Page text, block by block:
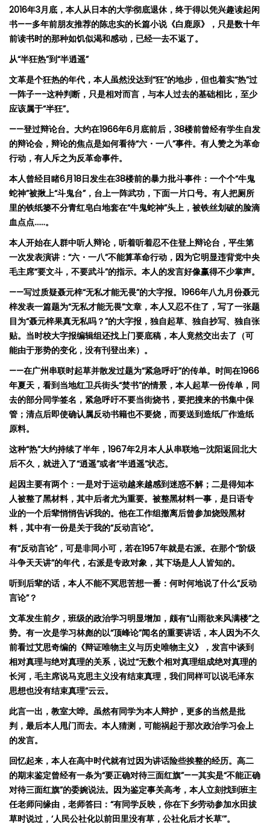
2016年3月底，本人从日本的大学彻底退休，终于得以凭兴趣读起闲
书——多年前朋友推荐的陈忠实的长篇小说《白鹿原》，只是数十年
前读书时的那种如饥似渴和感动，已经一去不返了。
从“半狂热”到“半逍遥”
文革是个狂热的年代，本人虽然没达到“狂”的地步，但也着实“热”过
一阵子—-这种判断，只是相对而言，与本人过去的基础相比，至少
应该属于“半狂”。
——登过辩论台。大约在1966年6月底前后，38楼前曾经有学生自发
的辩论会，辩论的焦点是如何看待“六 ・ 一八”事件。 有人赞之为革命
行动 ，有人斥之为反革命事件。
本人曾经目睹6月18日发生在38楼前的暴力批斗事件： 一个个“牛鬼
蛇神”被揪上“斗鬼台”，台上一阵武功，下面一片口号。有人把厕所
里的铁纸篓不分青红皂白地套在“牛鬼蛇神”头上 ，被铁丝划破的脸滴
血点点……。
本人开始在人群中听人辩论，听着听着忍不住登上辩论台 ，平生第
一次发表演讲： “六 ・ 一八”不能算革命行动， 因为它明显违背党中央
毛主席“要文斗，不要武斗”的指示。 本人的发言好像赢得不少掌声。
——写过质疑聂元梓“无私才能无畏”的大字报。 1966年八九月份聂元
梓发表一篇题为“无私才能无畏”文章，本人又忍不住了，写了一张题
目为“聂元梓果真无私吗？”的大字报， 独自起草、 独自抄写、 独自张
贴。当时校大字报编辑组还找上门要底稿，本人竟然交出去了 （可
能由于形势的变化，没有刊登出来） 。
——在广州串联时起草并散发过题为“紧急呼吁”的传单。时间在1966
年夏天，看到当地红卫兵街头“焚书”的情景 ， 本人起草一份传单， 同
去的部分同学签名，紧急呼吁不要当街烧书 ，要把搜来的书集中保
管 ； 清点后即使确认属反动书籍也不要烧 ，而要送到造纸厂作造纸
原料。
这种“热”大约持续了半年， 1967年2月本人从串联地—沈阳返回北大
后不久，就进入了“逍遥”或者“半逍遥”状态。
起因主要有两个 ： 一是对于运动越来越感到迷惑不解； 二是得知本
人被整了黑材料，其中后者尤为重要。被整黑材料一事，是日语专
业的一个后辈悄悄告诉我的。 他在工作组撤离后曾参加烧毁黑材
料，其中有一份是关于我的“反动言论”。
有“反动言论”，可是非同小可，若在1957年就是右派。在那个“阶级
斗争天天讲”的年代，右派是专政对象，其下场是人人皆知的。
听到后辈的话，本人不能不冥思苦想一番 ：何时何地说了什么“反动
言论”？
文革发生前夕，班级的政治学习明显增加， 颇有“山雨欲来风满楼”之
势。有一次是学习林彪的以“顶峰论”闻名的重要讲话，本人因为不久
前看过艾思奇编的《辩证唯物主义与历史唯物主义》，发言中谈到
相对真理与绝对真理的关系，说过“无数个相对真理组成绝对真理的
长河，毛主席说马克思主义没有结束真理，我们同样可以说毛泽东
思想也没有结束真理”云云。
此言一出， 教室大哗。虽然有同学为本人辩护，更多的当然是批
判，最后本人甩门而去。本人猜测，可能祸起于那次政治学习会上
的发言。
回忆起来，本人在高中时代就有过因为讲话险些挨整的经历。高二
的期末鉴定曾经有一条为“要正确对待三面红旗”——其实是“不能正确
对待三面红旗”的委婉说法。因为鉴定事关高考，本人立刻找到班主
任老师问缘由，老师答曰： “有同学反映，你在下乡劳动参加水田拔
草时说过， ‘人民公社化以前田里没有草，公社化后才长草’”。